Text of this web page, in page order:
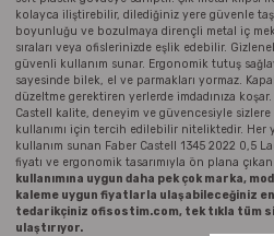
kolayca iliştirebilir, dilediğiniz yere güvenle
boyunluğu ve bozulmaya dirençli metal iç
sıraları veya ofislerinizde eşlik edebilir.
güvenli kullanım sunar. Ergonomik tutuş
sayesinde bilek, el ve parmakları yormaz.
düzeltme gerektiren yerlerde imdadınıza
Castell kalite, deneyim ve güvencesiyle
kullanımı için tercih edilebilir niteliktedir.
kullanım sunan Faber Castell 1345 2022 0,5
fiyatı ve ergonomik tasarımıyla ön plana
kullanımına uygun daha pek çok marka,
kaleme uygun fiyatlarla ulaşabileceğiniz
tedarikçiniz ofisostim.com, tek tıkla tüm
ulaştırıyor.